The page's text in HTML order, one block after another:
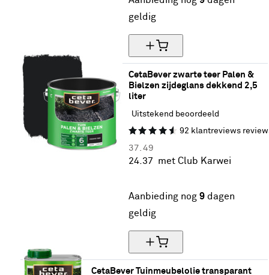
geldig
CetaBever zwarte teer Palen &
Bielzen zijdeglans dekkend 2,5
liter
Uitstekend beoordeeld
92 klantreviews
37. 49
24. 37
met Club Karwei
Aanbieding nog 9 dagen
geldig
CetaBever Tuinmeubelolie transparant